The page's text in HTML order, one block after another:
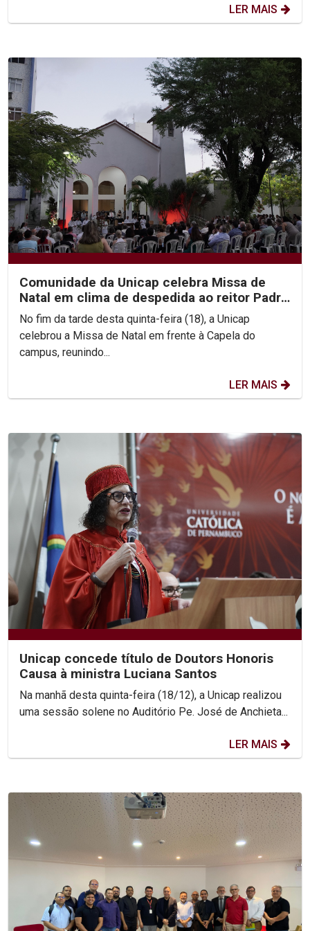
LER MAIS
Comunidade da Unicap celebra Missa de
Natal em clima de despedida ao reitor Padre
Pedro Rubens
No fim da tarde desta quinta-feira (18), a Unicap
celebrou a Missa de Natal em frente à Capela do
campus, reunindo...
LER MAIS
Unicap concede título de Doutors Honoris
Causa à ministra Luciana Santos
Na manhã desta quinta-feira (18/12), a Unicap realizou
uma sessão solene no Auditório Pe. José de Anchieta...
LER MAIS